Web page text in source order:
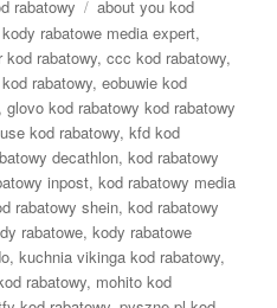
rabatowy Tagi
about you kod
rabatowe media expert,
kod rabatowy,ccc kod rabatowy,
rabatowy,eobuwie kod
,glovo kod rabatowy kod rabatowy
kod rabatowy,kfd kod
decathlon,kod rabatowy
inpost,kod rabatowy media
rabatowy shein,kod rabatowy
rabatowe,kody rabatowe
,kuchnia vikinga kod rabatowy,
rabatowy, mohito kod